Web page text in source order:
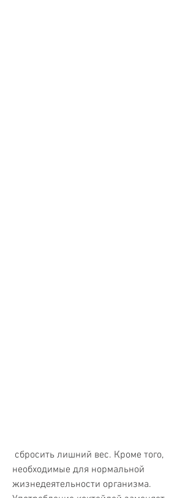
необходимые для нормальной
жизнедеятельности организма.